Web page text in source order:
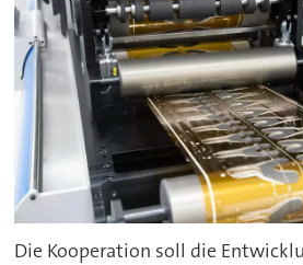
Die Kooperation soll die